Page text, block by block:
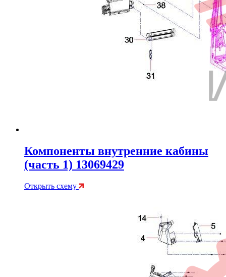
Компоненты внутренние кабины
(часть 1) 13069429
Открыть схему